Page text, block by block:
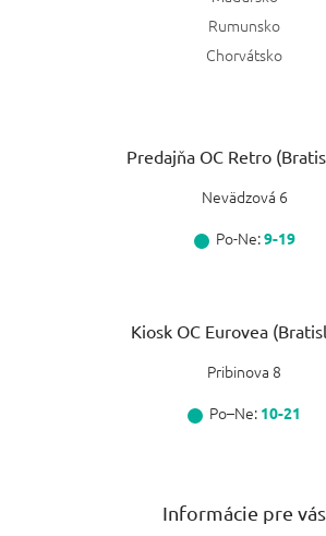
Rumunsko
Chorvátsko
Predajňa OC Retro
Nevädzová 6
Po-Ne:9-19
Kiosk OC Eurovea
Pribinova 8
Po–Ne: 10-21
Informácie pre vás